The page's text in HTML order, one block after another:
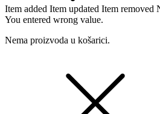
Item added Item updated Item removed
You entered wrong value.
Nema proizvoda u košarici.